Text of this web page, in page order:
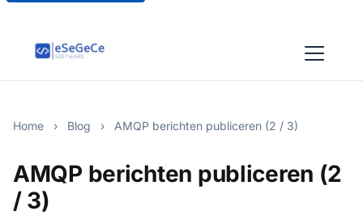
Home › Blog › AMQP berichten publiceren (2 / 3)
AMQP berichten publiceren (2
/ 3)